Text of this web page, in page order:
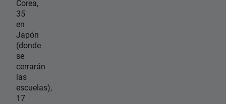
Corea,
35
en
Japón
(donde
se
cerrarán
las
escuelas),
17